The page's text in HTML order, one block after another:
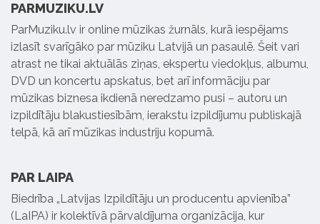
PARMUZIKU.LV
ParMuziku.lv ir online mūzikas žurnāls, kurā iespējams
izlasīt svarīgāko par mūziku Latvijā un pasaulē. Šeit vari
atrast ne tikai aktuālās ziņas, ekspertu viedokļus, albumu,
DVD un koncertu apskatus, bet arī informāciju par
mūzikas biznesa ikdienā neredzamo pusi – autoru un
izpildītāju blakustiesībām, ierakstu izpildījumu publiskajā
telpā, kā arī mūzikas industriju kopumā.
PAR LAIPA
Biedrība „Latvijas Izpildītāju un producentu apvienība”
(LaIPA) ir kolektīvā pārvaldījuma organizācija, kur